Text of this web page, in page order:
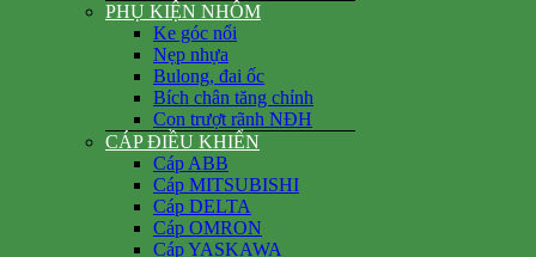
PHỤ KIỆN NHÔM
Ke góc nổi
Nẹp nhựa
Bulong, đai ốc
Bích chân tăng chỉnh
Con trượt rãnh NĐH
CÁP ĐIỀU KHIỂN
Cáp ABB
Cáp MITSUBISHI
Cáp DELTA
Cáp OMRON
Cáp YASKAWA